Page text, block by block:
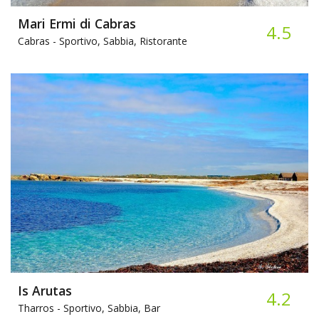
Mari Ermi di Cabras
Cabras - Sportivo, Sabbia, Ristorante 4.5
Is Arutas
Tharros - Sportivo, Sabbia, Bar 4.2